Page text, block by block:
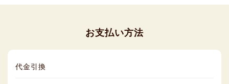
お支払い方法
代金引換